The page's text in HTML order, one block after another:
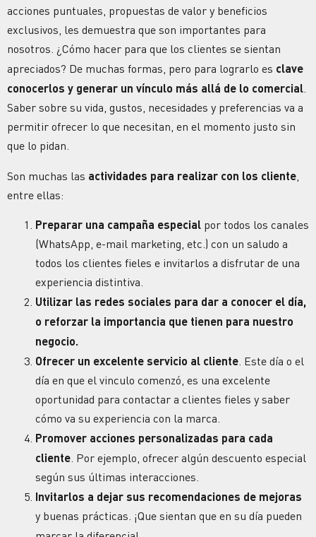
acciones puntuales, propuestas de valor y beneficios
exclusivos, les demuestra que son importantes para
nosotros. ¿Cómo hacer para que los clientes se sientan
apreciados? De muchas formas, pero para lograrlo es clave
conocerlos y generar un vínculo más allá de lo comercial.
Saber sobre su vida, gustos, necesidades y preferencias va a
permitir ofrecer lo que necesitan, en el momento justo sin
que lo pidan.
Son muchas las actividades para realizar con los cliente
entre ellas:
Preparar una campaña especial por todos los canales
(WhatsApp, e-mail marketing, etc.) con un saludo a
todos los clientes fieles e invitarlos a disfrutar de una
experiencia distintiva.
Utilizar las redes sociales para dar a conocer el día,
o reforzar la importancia que tienen para nuestro
negocio.
Ofrecer un excelente servicio al cliente . Este día o el
día en que el vinculo comenzó, es una excelente
oportunidad para contactar a clientes fieles y saber
cómo va su experiencia con la marca.
Promover acciones personalizadas para cada
cliente . Por ejemplo, ofrecer algún descuento especial
según sus últimas interacciones.
Invitarlos a dejar sus recomendaciones de mejoras
y buenas prácticas. ¡Que sientan que en su día pueden